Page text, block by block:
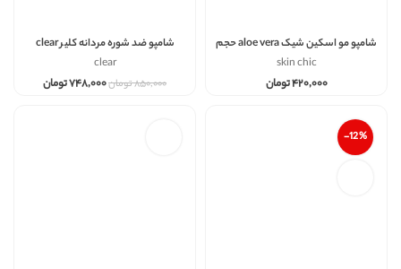
شامپو مو اسکین شیک aloe vera حجم
200
skin chic
۴۲۰,۰۰۰تومان
شامپو ضد شوره مردانه کلیر clear
refreshing oil control
clear
۸۵۰,۰۰۰تومان۷۴۸,۰۰۰تومان
-12%